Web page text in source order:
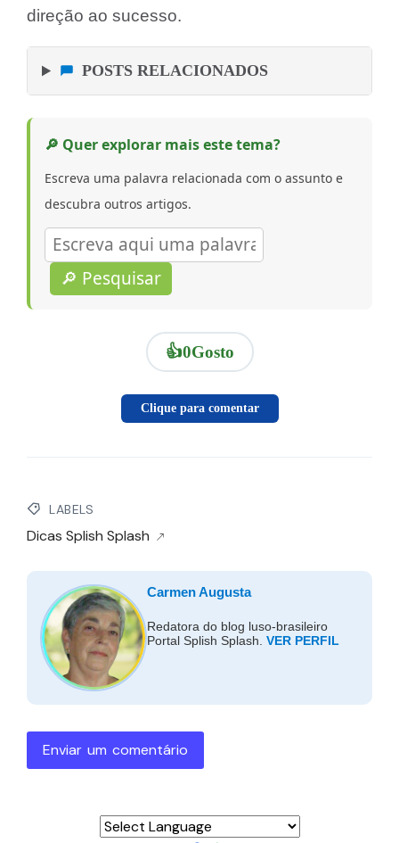
direção ao sucesso.
POSTS RELACIONADOS
🔎 Quer explorar mais este tema?
Escreva uma palavra relacionada com o assunto e
descubra outros artigos.
🔎 Pesquisar
👍0Gosto
Clique para comentar
LABELS
Dicas Splish Splash
Carmen Augusta
Redatora do blog luso-brasileiro
Portal Splish Splash. VER PERFIL
Enviar um comentário